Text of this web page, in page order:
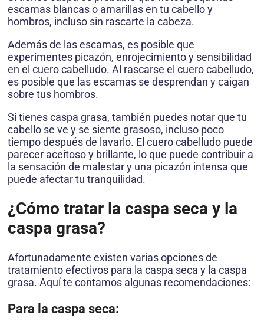
escamas blancas o amarillas en tu cabello y
hombros, incluso sin rascarte la cabeza.
Además de las escamas, es posible que
experimentes picazón, enrojecimiento y sensibilidad
en el cuero cabelludo. Al rascarse el cuero cabelludo,
es posible que las escamas se desprendan y caigan
sobre tus hombros.
Si tienes caspa grasa, también puedes notar que tu
cabello se ve y se siente grasoso, incluso poco
tiempo después de lavarlo. El cuero cabelludo puede
parecer aceitoso y brillante, lo que puede contribuir a
la sensación de malestar y una picazón intensa que
puede afectar tu tranquilidad.
¿Cómo tratar la caspa seca y la
caspa grasa?
Afortunadamente existen varias opciones de
tratamiento efectivos para la caspa seca y la caspa
grasa. Aquí te contamos algunas recomendaciones:
Para la caspa seca: